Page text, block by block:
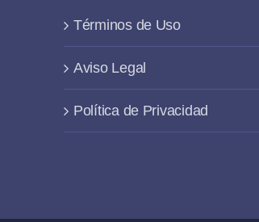
Términos de Uso
Aviso Legal
Política de Privacidad